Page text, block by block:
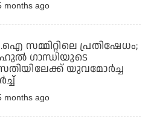
months ago
സമ്മിറ്റിലെ പ്രതിഷേധം;
ഗാന്ധിയുടെ
യുവമോര്‍ച്ച
months ago